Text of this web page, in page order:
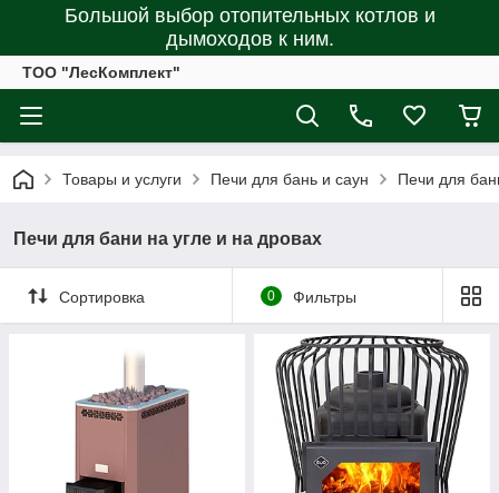
Большой выбор отопительных котлов и
дымоходов к ним.
ТОО "ЛесКомплект"
Товары и услуги Печи для бань и саун Печи для
Печи для бани на угле и на дровах
Сортировка 0 Фильтры